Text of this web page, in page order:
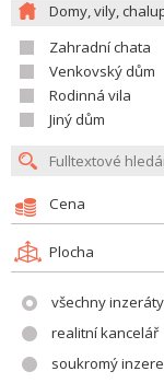
Domy, vily,
Zahradní chata
Venkovský dům
Rodinná vila
Jiný dům
Cena
Plocha
všechny inzeráty
realitní kancelář
soukromý